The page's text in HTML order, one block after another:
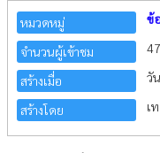
หมวดหมู่ ข้
จำนวนผู้เข้าชม
สร้างเมื่อ วั
สร้างโดย เ